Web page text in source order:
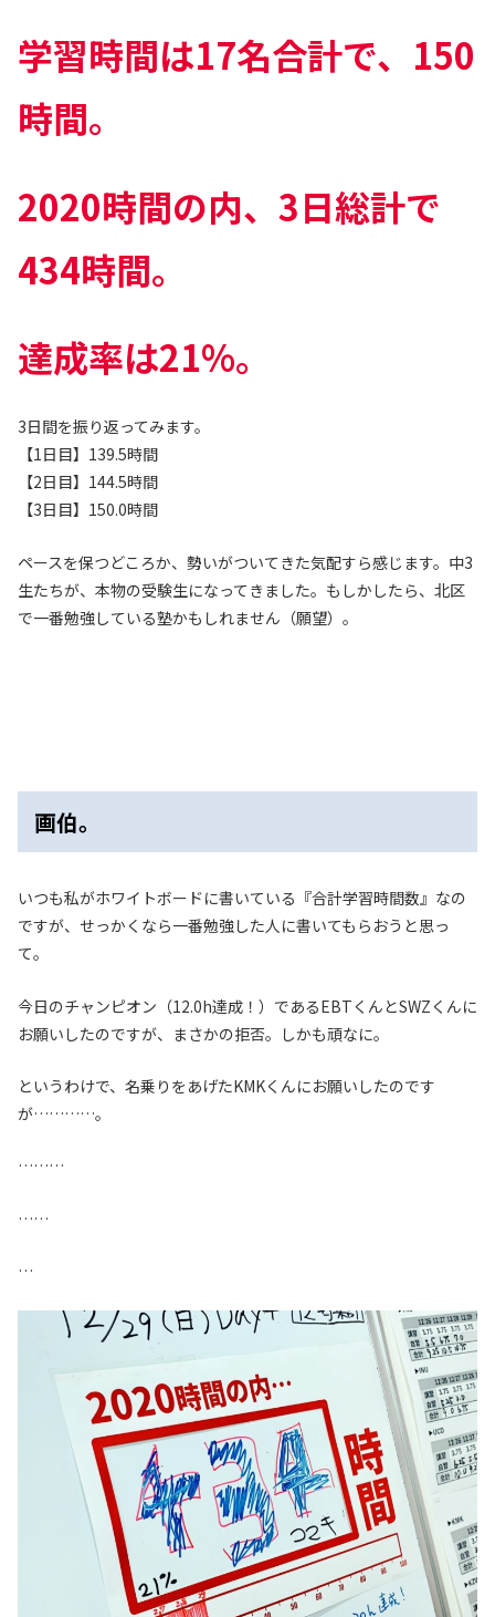
学習時間は17名合計で、150
時間。
2020時間の内、3日総計で
434時間。
達成率は21%。
3日間を振り返ってみます。
【1日目】139.5時間
【2日目】144.5時間
【3日目】150.0時間
ペースを保つどころか、勢いがついてきた気配すら感じます。中3
生たちが、本物の受験生になってきました。もしかしたら、北区
で一番勉強している塾かもしれません（願望）。
画伯。
いつも私がホワイトボードに書いている『合計学習時間数』なの
ですが、せっかくなら一番勉強した人に書いてもらおうと思っ
て。
今日のチャンピオン（12.0h達成！）であるEBTくんとSWZくんに
お願いしたのですが、まさかの拒否。しかも頑なに。
というわけで、名乗りをあげたKMKくんにお願いしたのです
が…………。
………
……
…